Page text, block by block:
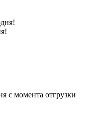
с момента отгрузки